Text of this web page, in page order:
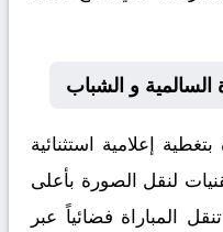
السالمية و الشباب
إعلامية استثنائية
لنقل الصورة بأعلى
المباراة فضائياً عبر